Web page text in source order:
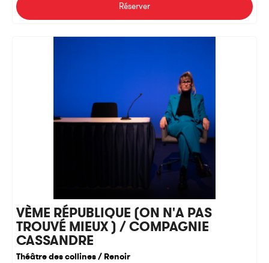
Réserver
VÈME RÉPUBLIQUE (ON N'A PAS
TROUVÉ MIEUX ) / COMPAGNIE
CASSANDRE
Théâtre des collines / Renoir